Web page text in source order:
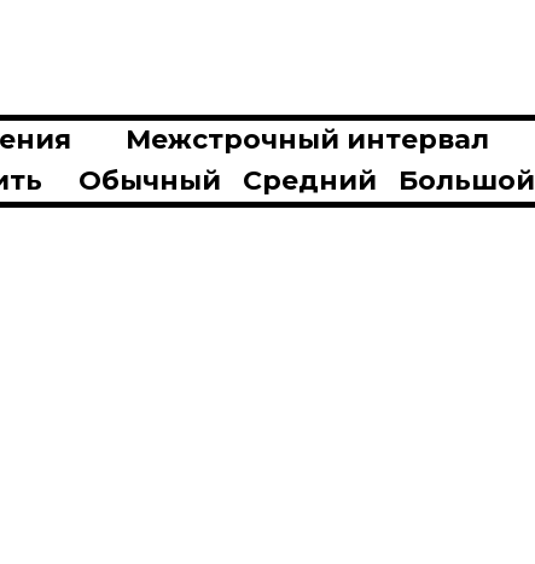
Межстрочный интервал
Обычный
Средний Большой